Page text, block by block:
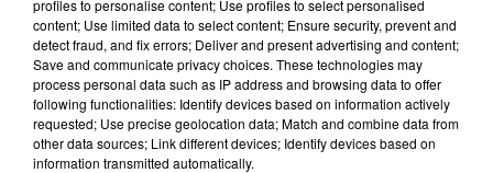
profiles to personalise content; Use profiles to select personalised
content; Use limited data to select content; Ensure security, prevent and
detect fraud, and fix errors; Deliver and present advertising and content;
Save and communicate privacy choices. These technologies may
process personal data such as IP address and browsing data to offer
following functionalities: Identify devices based on information actively
requested; Use precise geolocation data; Match and combine data from
other data sources; Link different devices; Identify devices based on
information transmitted automatically.